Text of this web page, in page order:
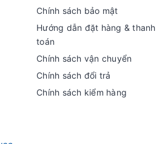
Chính sách bảo mật
Hướng dẫn đặt hàng & thanh
toán
Chính sách vận chuyển
Chính sách đổi trả
Chính sách kiểm hàng